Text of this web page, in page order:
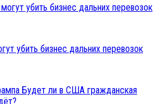
убить бизнес дальних перевозок